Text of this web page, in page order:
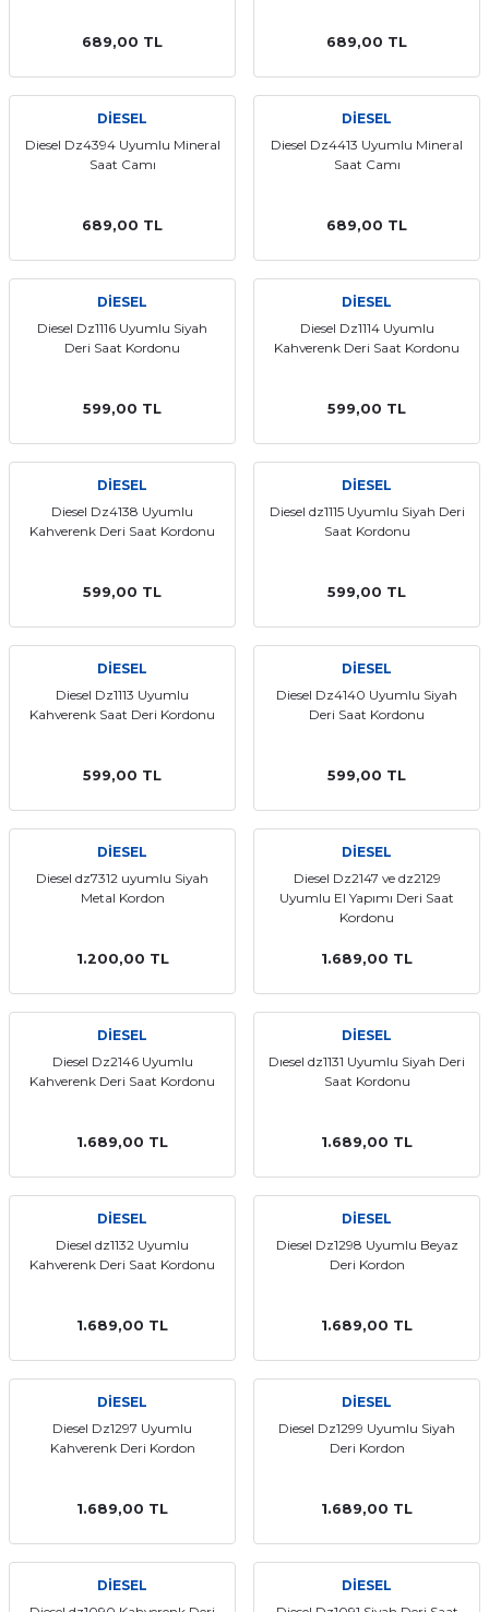
689,00 TL 689,00 TL
DİESEL
Diesel Dz4394 Uyumlu Mineral
Saat Camı
689,00 TL
DİESEL
Diesel Dz4413 Uyumlu Mineral
Saat Camı
689,00 TL
DİESEL
Diesel Dz1116 Uyumlu Siyah
Deri Saat Kordonu
599,00 TL
DİESEL
Diesel Dz1114 Uyumlu
Kahverenk Deri Saat Kordonu
599,00 TL
DİESEL
Diesel Dz4138 Uyumlu
Kahverenk Deri Saat Kordonu
599,00 TL
DİESEL
Diesel dz1115 Uyumlu Siyah Deri
Saat Kordonu
599,00 TL
DİESEL
Diesel Dz1113 Uyumlu
Kahverenk Saat Deri Kordonu
599,00 TL
DİESEL
Diesel Dz4140 Uyumlu Siyah
Deri Saat Kordonu
599,00 TL
DİESEL
Diesel dz7312 uyumlu Siyah
Metal Kordon
1.200,00 TL
DİESEL
Diesel Dz2147 ve dz2129
Uyumlu El Yapımı Deri Saat
Kordonu
1.689,00 TL
DİESEL
Diesel Dz2146 Uyumlu
Kahverenk Deri Saat Kordonu
1.689,00 TL
DİESEL
Dıesel dz1131 Uyumlu Siyah Deri
Saat Kordonu
1.689,00 TL
DİESEL
Diesel dz1132 Uyumlu
Kahverenk Deri Saat Kordonu
1.689,00 TL
DİESEL
Diesel Dz1298 Uyumlu Beyaz
Deri Kordon
1.689,00 TL
DİESEL
Diesel Dz1297 Uyumlu
Kahverenk Deri Kordon
1.689,00 TL
DİESEL
Diesel Dz1299 Uyumlu Siyah
Deri Kordon
1.689,00 TL
DİESEL
DİESEL